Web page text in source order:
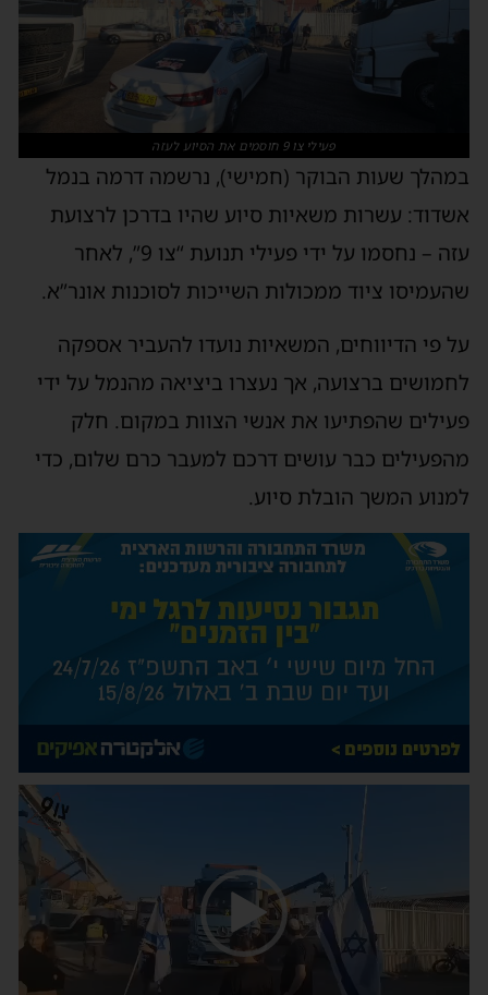
פעילי צו 9 חוסמים את הסיוע לעזה
במהלך שעות הבוקר (חמישי), נרשמה דרמה בנמל
אשדוד: עשרות משאיות סיוע שהיו בדרכן לרצועת
עזה – נחסמו על ידי פעילי תנועת “צו 9”, לאחר
שהעמיסו ציוד ממכולות השייכות לסוכנות אונר”א.
על פי הדיווחים, המשאיות נועדו להעביר אספקה
לחמושים ברצועה, אך נעצרו ביציאה מהנמל על ידי
פעילים שהפתיעו את אנשי הצוות במקום. חלק
מהפעילים כבר עושים דרכם למעבר כרם שלום, כדי
למנוע המשך הובלת סיוע.